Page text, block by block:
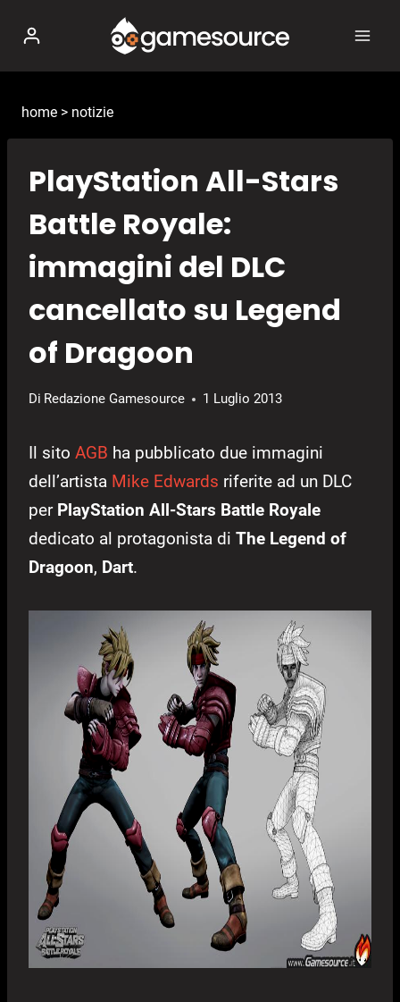
contenuto
home > notizie
PlayStation All-Stars
Battle Royale:
immagini del DLC
cancellato su Legend
of Dragoon
Di Redazione Gamesource 1 Luglio 2013
Il sito AGB ha pubblicato due immagini
dell’artista Mike Edwards riferite ad un DLC
per PlayStation All-Stars Battle Royale
dedicato al protagonista di The Legend of
Dragoon, Dart.